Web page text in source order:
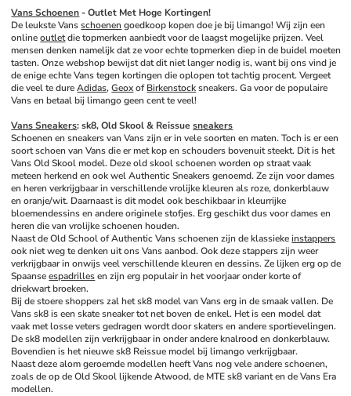
Vans Schoenen - Outlet Met Hoge Kortingen!
De leukste Vans schoenen goedkoop kopen doe je bij limango! Wij zijn een
online outlet die topmerken aanbiedt voor de laagst mogelijke prijzen. Veel
mensen denken namelijk dat ze voor echte topmerken diep in de buidel moeten
tasten. Onze webshop bewijst dat dit niet langer nodig is, want bij ons vind je
de enige echte Vans tegen kortingen die oplopen tot tachtig procent. Vergeet
die veel te dure Adidas, Geox of Birkenstock sneakers. Ga voor de populaire
Vans en betaal bij limango geen cent te veel!
Vans Sneakers: sk8, Old Skool & Reissue sneakers
Schoenen en sneakers van Vans zijn er in vele soorten en maten. Toch is er een
soort schoen van Vans die er met kop en schouders bovenuit steekt. Dit is het
Vans Old Skool model. Deze old skool schoenen worden op straat vaak
meteen herkend en ook wel Authentic Sneakers genoemd. Ze zijn voor dames
en heren verkrijgbaar in verschillende vrolijke kleuren als roze, donkerblauw
en oranje/wit. Daarnaast is dit model ook beschikbaar in kleurrijke
bloemendessins en andere originele stofjes. Erg geschikt dus voor dames en
heren die van vrolijke schoenen houden.
Naast de Old School of Authentic Vans schoenen zijn de klassieke instappers
ook niet weg te denken uit ons Vans aanbod. Ook deze stappers zijn weer
verkrijgbaar in onwijs veel verschillende kleuren en dessins. Ze lijken erg op de
Spaanse espadrilles en zijn erg populair in het voorjaar onder korte of
driekwart broeken.
Bij de stoere shoppers zal het sk8 model van Vans erg in de smaak vallen. De
Vans sk8 is een skate sneaker tot net boven de enkel. Het is een model dat
vaak met losse veters gedragen wordt door skaters en andere sportievelingen.
De sk8 modellen zijn verkrijgbaar in onder andere knalrood en donkerblauw.
Bovendien is het nieuwe sk8 Reissue model bij limango verkrijgbaar.
Naast deze alom geroemde modellen heeft Vans nog vele andere schoenen,
zoals de op de Old Skool lijkende Atwood, de MTE sk8 variant en de Vans Era
modellen.